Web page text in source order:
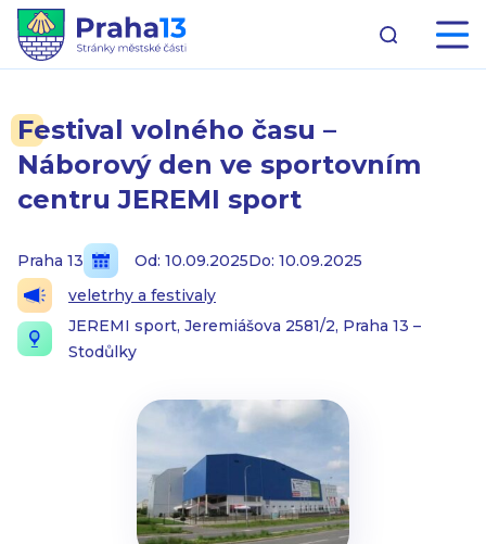
Festival volného času –
Náborový den ve sportovním
centru JEREMI sport
Praha 13 Od: 10.09.2025Do: 10.09.2025
veletrhy a festivaly
JEREMI sport, Jeremiášova 2581/2, Praha 13 –
Stodůlky